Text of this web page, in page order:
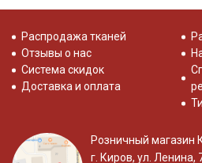
Распродажа тканей
Отзывы о нас
Система скидок
Доставка и оплата
Розничный магазин
г. Киров, ул. Ленина,